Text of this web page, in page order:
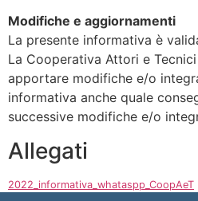
Modifiche e aggiornamenti
La presente informativa è
La Cooperativa Attori e
apportare modifiche e/o
informativa anche quale
successive modifiche e/o
Allegati
2022_informativa_whataspp_CoopAeT